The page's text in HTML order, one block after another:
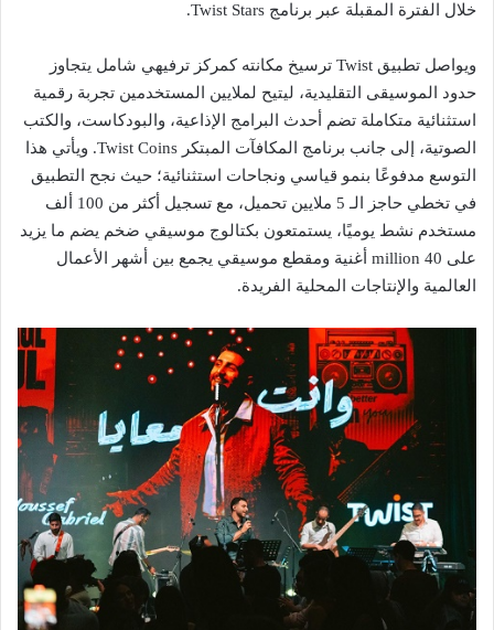
خلال الفترة المقبلة عبر برنامج Twist Stars.
ويواصل تطبيق Twist ترسيخ مكانته كمركز ترفيهي شامل يتجاوز
حدود الموسيقى التقليدية، ليتيح لملايين المستخدمين تجربة رقمية
استثنائية متكاملة تضم أحدث البرامج الإذاعية، والبودكاست، والكتب
الصوتية، إلى جانب برنامج المكافآت المبتكر Twist Coins. ويأتي هذا
التوسع مدفوعًا بنمو قياسي ونجاحات استثنائية؛ حيث نجح التطبيق
في تخطي حاجز الـ 5 ملايين تحميل، مع تسجيل أكثر من 100 ألف
مستخدم نشط يوميًا، يستمتعون بكتالوج موسيقي ضخم يضم ما يزيد
على 40 million أغنية ومقطع موسيقي يجمع بين أشهر الأعمال
العالمية والإنتاجات المحلية الفريدة.